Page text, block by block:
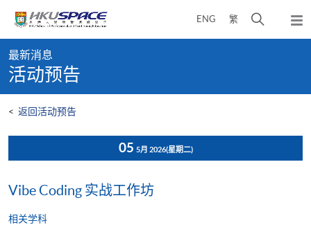
content
ENG 繁
开
弹
出
content
start
最新消息
活动预告
< 返回活动预告
05 5月 2026(星期二)
Vibe Coding 实战工作坊
相关学科